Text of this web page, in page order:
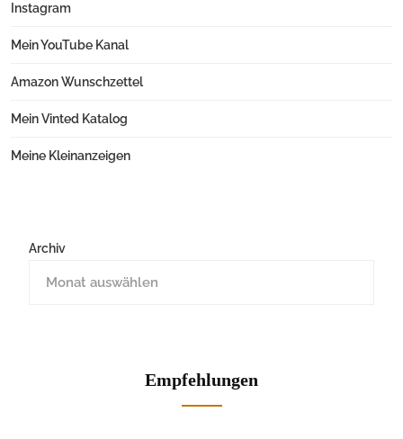
Instagram
Mein YouTube Kanal
Amazon Wunschzettel
Mein Vinted Katalog
Meine Kleinanzeigen
Archiv
Empfehlungen